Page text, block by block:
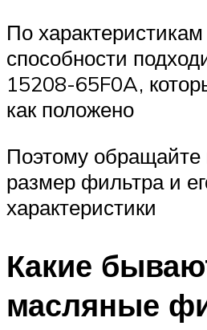
По
способности
15208-65F0A,
как положено
Поэтому
размер фильтра и
характеристики
Какие
масляные